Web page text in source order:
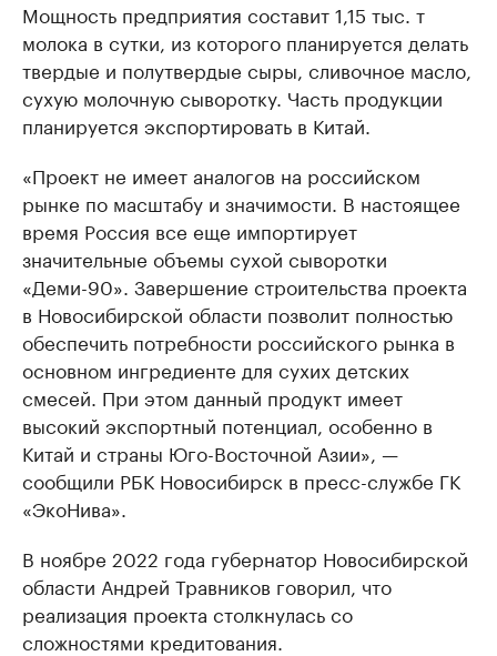
Мощность предприятия составит 1,15 тыс. т
молока в сутки, из которого планируется делать
твердые и полутвердые сыры, сливочное масло,
сухую молочную сыворотку. Часть продукции
планируется экспортировать в Китай.
«Проект не имеет аналогов на российском
рынке по масштабу и значимости. В настоящее
время Россия все еще импортирует
значительные объемы сухой сыворотки
«Деми-90». Завершение строительства проекта
в Новосибирской области позволит полностью
обеспечить потребности российского рынка в
основном ингредиенте для сухих детских
смесей. При этом данный продукт имеет
высокий экспортный потенциал, особенно в
Китай и страны Юго-Восточной Азии», —
сообщили РБК Новосибирск в пресс-службе ГК
«ЭкоНива».
В ноябре 2022 года губернатор Новосибирской
области Андрей Травников говорил, что
реализация проекта столкнулась со
сложностями кредитования.